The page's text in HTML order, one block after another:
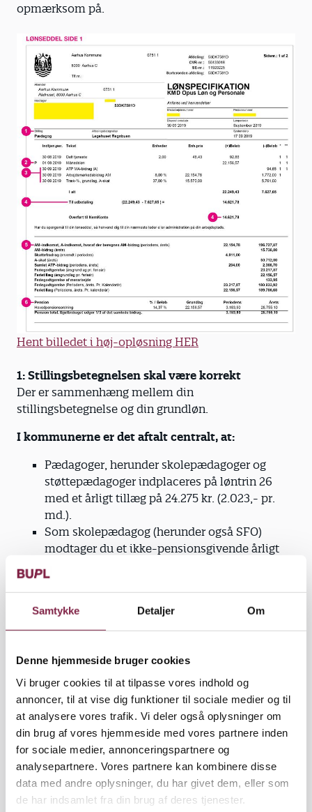
Samtykke Detaljer Om
Denne hjemmeside bruger cookies
Vi bruger cookies til at tilpasse vores indhold og
annoncer, til at vise dig funktioner til sociale medier og til
at analysere vores trafik. Vi deler også oplysninger om
din brug af vores hjemmeside med vores partnere inden
for sociale medier, annonceringspartnere og
analysepartnere. Vores partnere kan kombinere disse
data med andre oplysninger, du har givet dem, eller som
de har indsamlet fra din brug af deres tjenester.
opmærksom på.
Hent billedet i høj-opløsning HER
1: Stillingsbetegnelsen skal være korrekt
Der er sammenhæng mellem din
stillingsbetegnelse og din grundløn.
I kommunerne er det aftalt centralt, at:
Pædagoger, herunder skolepædagoger og
støttepædagoger indplaceres på løntrin 26
med et årligt tillæg på 24.275 kr. (2.023,- pr.
md.).
Som skolepædagog (herunder også SFO)
modtager du et ikke-pensionsgivende årligt
tillæg på 2.480 kr. (207,- pr. md.), mens du
som pædagog i en daginstitution modtager et
(413,- pr. md.). Dette gælder også
mellemledere og pædagogfaglige specialister i
Pædagoger på det forebyggende og
dagbehandlende område indplaceres på
løntrin 32 med et årligt tillæg på 22.321 kr.
(1.860,- pr. md.).
Pædagoger ansat i særlige stillinger
indplaceres på løntrin 29 med et årligt tillæg
på 22.104 kr. (1.842,- pr. md.).
Pædagogfaglige specialister indplaceres på
løntrin 35 med et årligt tillæg på 28.107 kr.